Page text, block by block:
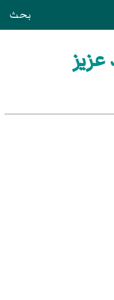
بحث
عزيز